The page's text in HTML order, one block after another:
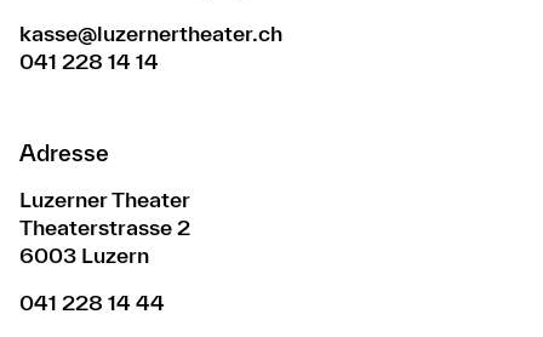
kasse@luzernertheater.ch
041 228 14 14
Adresse
Luzerner Theater
Theaterstrasse 2
6003 Luzern
041 228 14 44